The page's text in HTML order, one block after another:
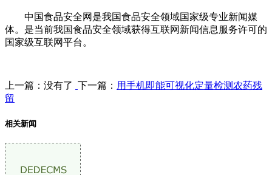
中国食品安全网是我国食品安全领域国家级专业新闻媒
体。是当前我国食品安全领域获得互联网新闻信息服务许可的
国家级互联网平台。
上一篇：没有了 下一篇： 用手机即能可视化定量检测农药残
留
相关新闻